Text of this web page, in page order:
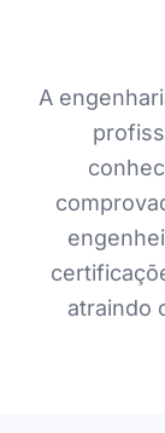
A
atraindo